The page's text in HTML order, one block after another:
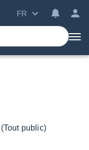
FR
public)